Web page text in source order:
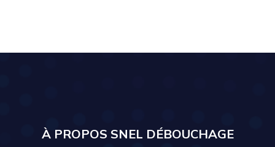
À PROPOS SNEL DÉBOUCHAGE